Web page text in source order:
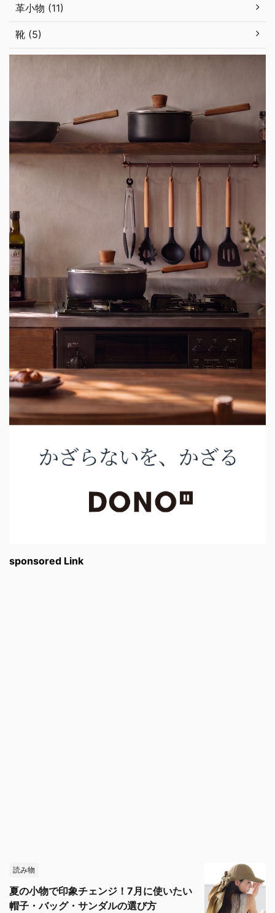
革小物 (11)
靴 (5)
sponsored Link
読み物
夏の小物で印象チェンジ！7月に使いたい
帽子・バッグ・サンダルの選び方